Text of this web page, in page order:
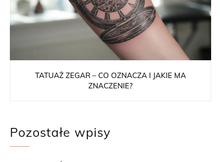
TATUAŻ ZEGAR – CO OZNACZA I JAKIE MA
ZNACZENIE?
Pozostałe wpisy